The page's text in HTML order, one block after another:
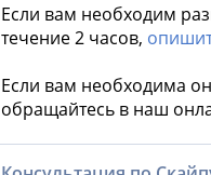
Если вам необходим
течение 2 часов,
Если вам необходима
обращайтесь в наш